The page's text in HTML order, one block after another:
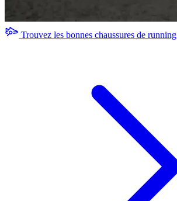
Trouvez les bonnes chaussures de running